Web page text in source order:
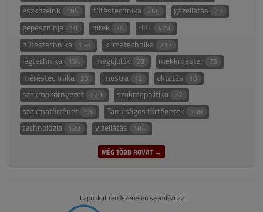
eszközeink 105 fűtéstechnika 466 gázellátás 73
gépészninja 10 hírek 70 HKL 478
hűtéstechnika 153 klímatechnika 217
légtechnika 134 megújulók 28 mekkmester 73
méréstechnika 23 mustra 12 oktatás 10
szakmakörnyezet 229 szakmapolitika 27
szakmatörténet 98 Tanulságos történetek 100
technológia 128 vízellátás 184
MÉG TÖBB ROVAT →
Lapunkat rendszeresen szemlézi az